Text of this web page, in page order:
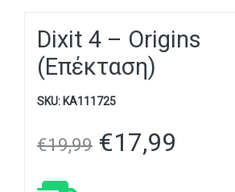
Dixit 4 – Origins
(Επέκταση)
SKU: KA111725
€19,99 €17,99